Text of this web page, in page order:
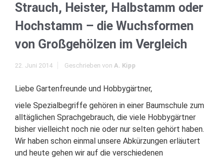
Strauch, Heister, Halbstamm oder
Hochstamm – die Wuchsformen
von Großgehölzen im Vergleich
22. Juni 2014 Geschrieben von A. Kipp
Liebe Gartenfreunde und Hobbygärtner,
viele Spezialbegriffe gehören in einer Baumschule zum
alltäglichen Sprachgebrauch, die viele Hobbygärtner
bisher vielleicht noch nie oder nur selten gehört haben.
Wir haben schon einmal unsere Abkürzungen erläutert
und heute gehen wir auf die verschiedenen